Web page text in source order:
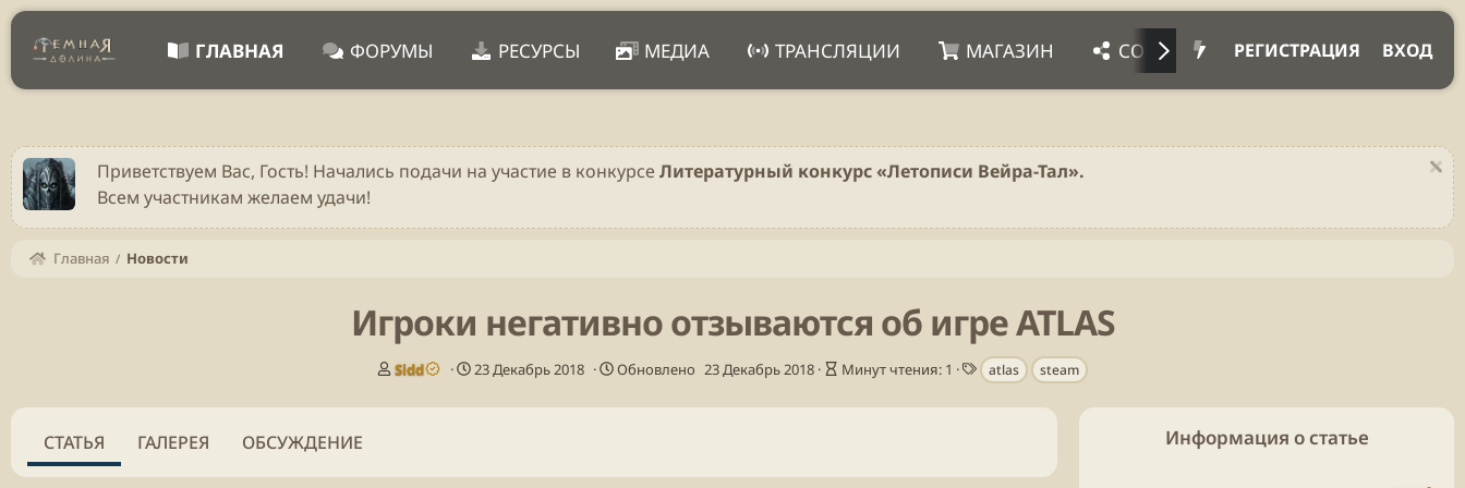
ГЛАВНАЯ ФОРУМЫ РЕСУРСЫ МЕДИА ТРАНСЛЯЦИИ МАГАЗИН СОЦ. СЕТИ ПРОЧЕЕ ВХОД
РЕГИСТРАЦИЯ
Приветствуем Вас, Гость! Начались подачи на участие в конкурсе Литературный конкурс «Летописи Вейра-Тал».
Всем участникам желаем удачи!
Главная Новости
Игроки негативно отзываются об игре ATLAS
А
т
Sidd
Д
т
23 Декабрь 2018 Обновлено 23 Декабрь 2018
В
е
Минут чтения: 1
Т
е
г
atlas steam
СТАТЬЯ ГАЛЕРЕЯ ОБСУЖДЕНИЕ Информация о статье